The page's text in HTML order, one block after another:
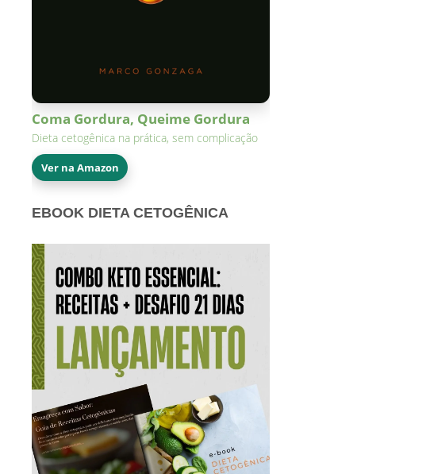
Coma Gordura, Queime Gordura
Dieta cetogênica na prática, sem complicação
Ver na Amazon
EBOOK DIETA CETOGÊNICA